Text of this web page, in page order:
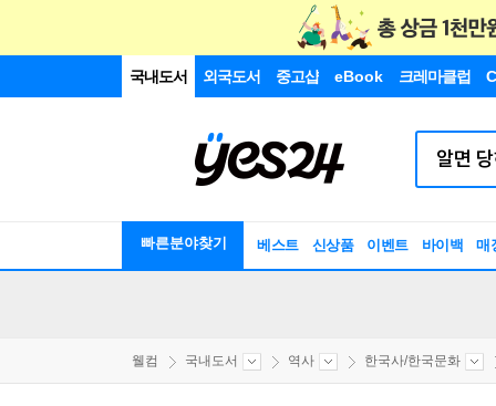
국내도서 외국도서 중고샵 eBook 크레마클럽
빠른분야찾기 베스트 신상품 이벤트 바이백 매
웰컴 국내도서 역사 한국사/한국문화